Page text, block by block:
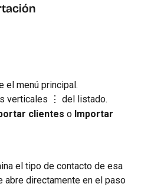
el menú principal.
verticales ⋮ del listado.
clientes o Importar
el tipo de contacto de esa
abre directamente en el paso